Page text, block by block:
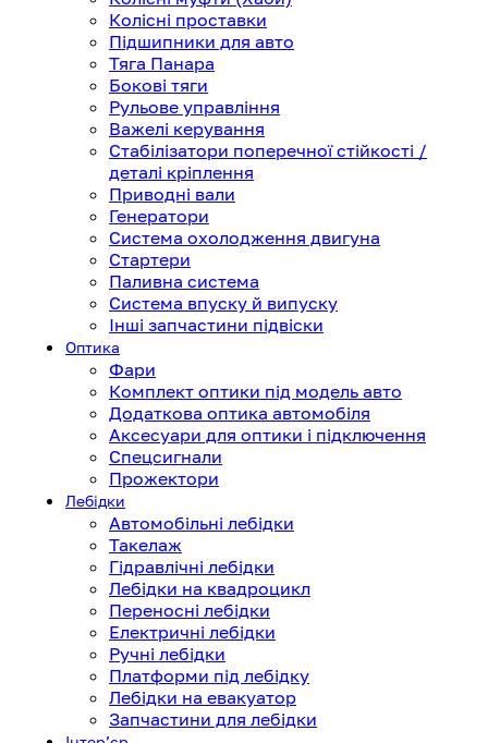
Колісні проставки
Підшипники для авто
Тяга Панара
Бокові тяги
Рульове управління
Важелі керування
Стабілізатори поперечної стійкості /
деталі кріплення
Приводні вали
Генератори
Система охолодження двигуна
Стартери
Паливна система
Система впуску й випуску
Інші запчастини підвіски
Оптика
Фари
Комплект оптики під модель авто
Додаткова оптика автомобіля
Аксесуари для оптики і підключення
Спецсигнали
Прожектори
Лебідки
Автомобільні лебідки
Такелаж
Гідравлічні лебідки
Лебідки на квадроцикл
Переносні лебідки
Електричні лебідки
Ручні лебідки
Платформи під лебідку
Лебідки на евакуатор
Запчастини для лебідки